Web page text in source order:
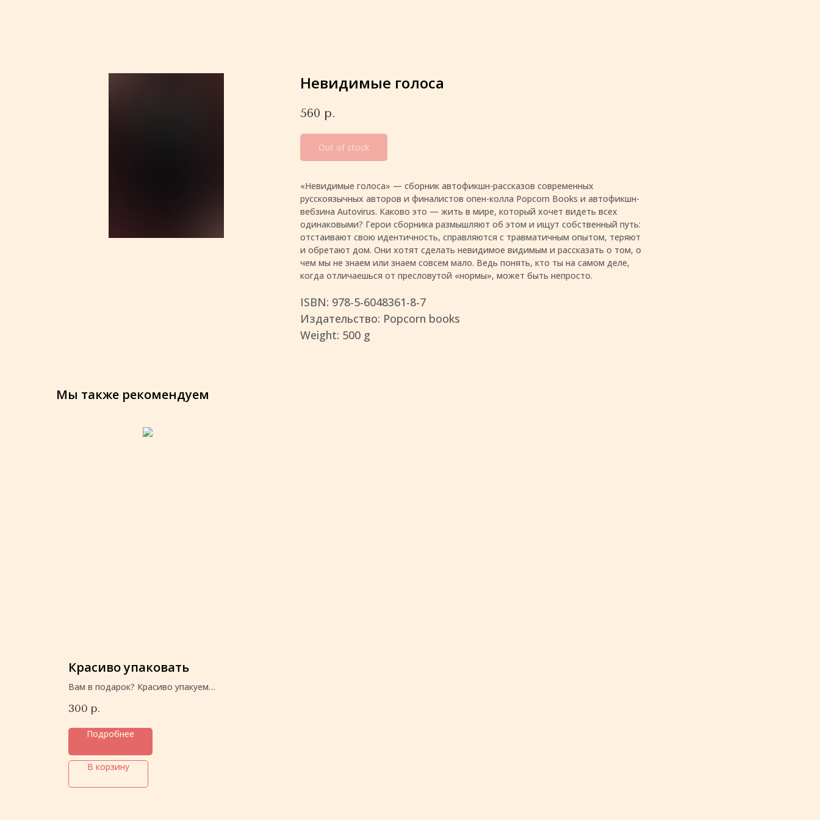
Невидимые голоса
560 р.
Out of stock
«Невидимые голоса» — сборник автофикшн-рассказов современных
русскоязычных авторов и финалистов опен-колла Popcorn Books и автофикшн-
вебзина Autovirus. Каково это — жить в мире, который хочет видеть всех
одинаковыми? Герои сборника размышляют об этом и ищут собственный путь:
отстаивают свою идентичность, справляются с травматичным опытом, теряют
и обретают дом. Они хотят сделать невидимое видимым и рассказать о том, о
чем мы не знаем или знаем совсем мало. Ведь понять, кто ты на самом деле,
когда отличаешься от пресловутой «нормы», может быть непросто.
ISBN: 978-5-6048361-8-7
Издательство: Popcorn books
Weight: 500 g
Мы также рекомендуем
Красиво упаковать
Вам в подарок? Красиво упакуем
300 р.
Подробнее
В корзину